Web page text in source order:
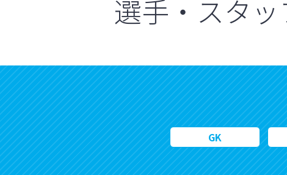
選手・スタ
GK